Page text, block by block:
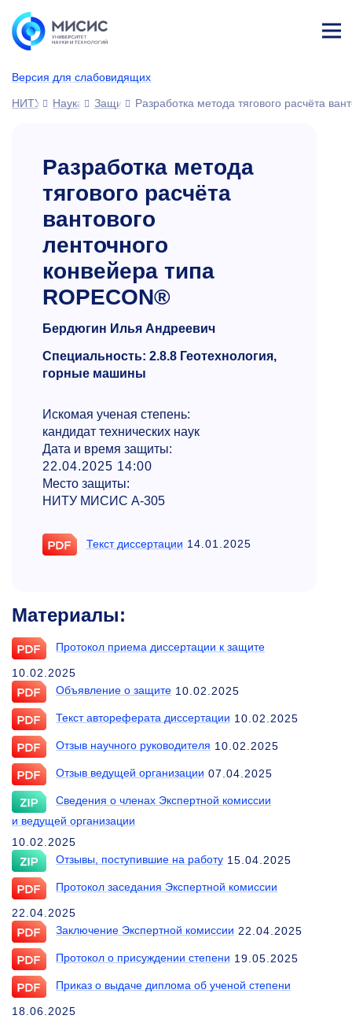
Версия для слабовидящих
ине
НИТУ МИСИС
Наука Защиты диссертаций
Разработка метода тягового расчёта
Разработка метода
тягового расчёта
вантового
ленточного
конвейера типа
ROPECON®
Бердюгин Илья Андреевич
Специальность: 2.8.8 Геотехнология,
горные машины
Искомая ученая степень:
кандидат технических наук
Дата и время защиты:
22.04.2025 14:00
Место защиты:
НИТУ МИСИС А-305
Текст диссертации 14.01.2025
Материалы:
Протокол приема диссертации к защите
10.02.2025
Объявление о защите 10.02.2025
Текст автореферата диссертации 10.02.2025
Отзыв научного руководителя 10.02.2025
Отзыв ведущей организации 07.04.2025
Сведения о членах Экспертной комиссии
и ведущей организации
10.02.2025
Отзывы, поступившие на работу 15.04.2025
Протокол заседания Экспертной комиссии
22.04.2025
Заключение Экспертной комиссии 22.04.2025
Протокол о присуждении степени 19.05.2025
Приказ о выдаче диплома об ученой степени
18.06.2025